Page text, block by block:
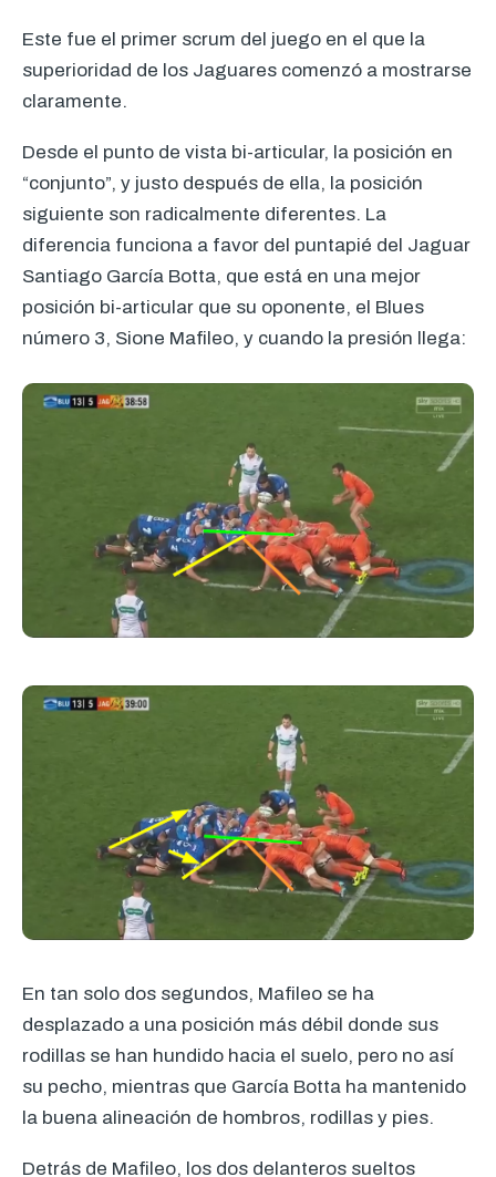
Este fue el primer scrum del juego en el que la
superioridad de los Jaguares comenzó a mostrarse
claramente.
Desde el punto de vista bi-articular, la posición en
“conjunto”, y justo después de ella, la posición
siguiente son radicalmente diferentes. La
diferencia funciona a favor del puntapié del Jaguar
Santiago García Botta, que está en una mejor
posición bi-articular que su oponente, el Blues
número 3, Sione Mafileo, y cuando la presión llega:
En tan solo dos segundos, Mafileo se ha
desplazado a una posición más débil donde sus
rodillas se han hundido hacia el suelo, pero no así
su pecho, mientras que García Botta ha mantenido
la buena alineación de hombros, rodillas y pies.
Detrás de Mafileo, los dos delanteros sueltos